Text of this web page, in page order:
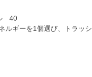
40
ルギーを1個選び、トラッ